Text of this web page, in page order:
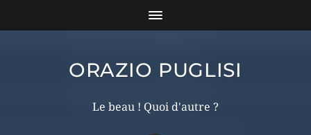
ORAZIO PUGLISI
Le beau ! Quoi d'autre ?